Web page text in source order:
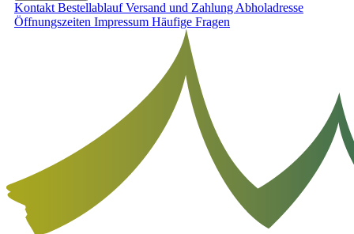
Kontakt BestellablaufVersand und Zahlung Abholadresse
Öffnungszeiten Impressum Häufige Fragen